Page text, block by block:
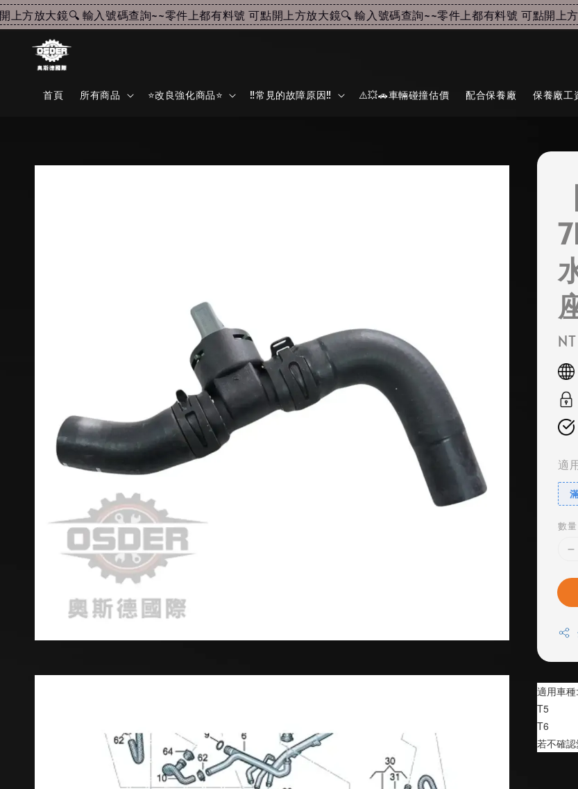
方放大鏡🔍 輸入號碼查詢~~零件上都有料號 可點開上方放大鏡🔍 輸入號碼查詢~~零件上都有料號 可點開上方
首頁 所有商品 ⭐改良強化商品⭐ ‼️常見的故障原因‼️ ⚠️💥🚗車輛碰撞估價 配合保養廠 保養廠工
適
數量
適用車種:
T5
T6
若不確